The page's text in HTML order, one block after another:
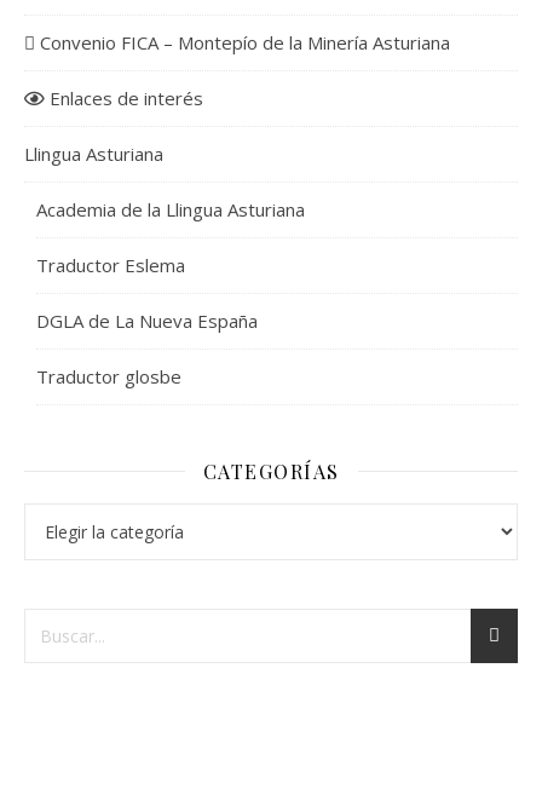
Convenio FICA – Montepío de la Minería Asturiana
Enlaces de interés
Llingua Asturiana
Academia de la Llingua Asturiana
Traductor Eslema
DGLA de La Nueva España
Traductor glosbe
CATEGORÍAS